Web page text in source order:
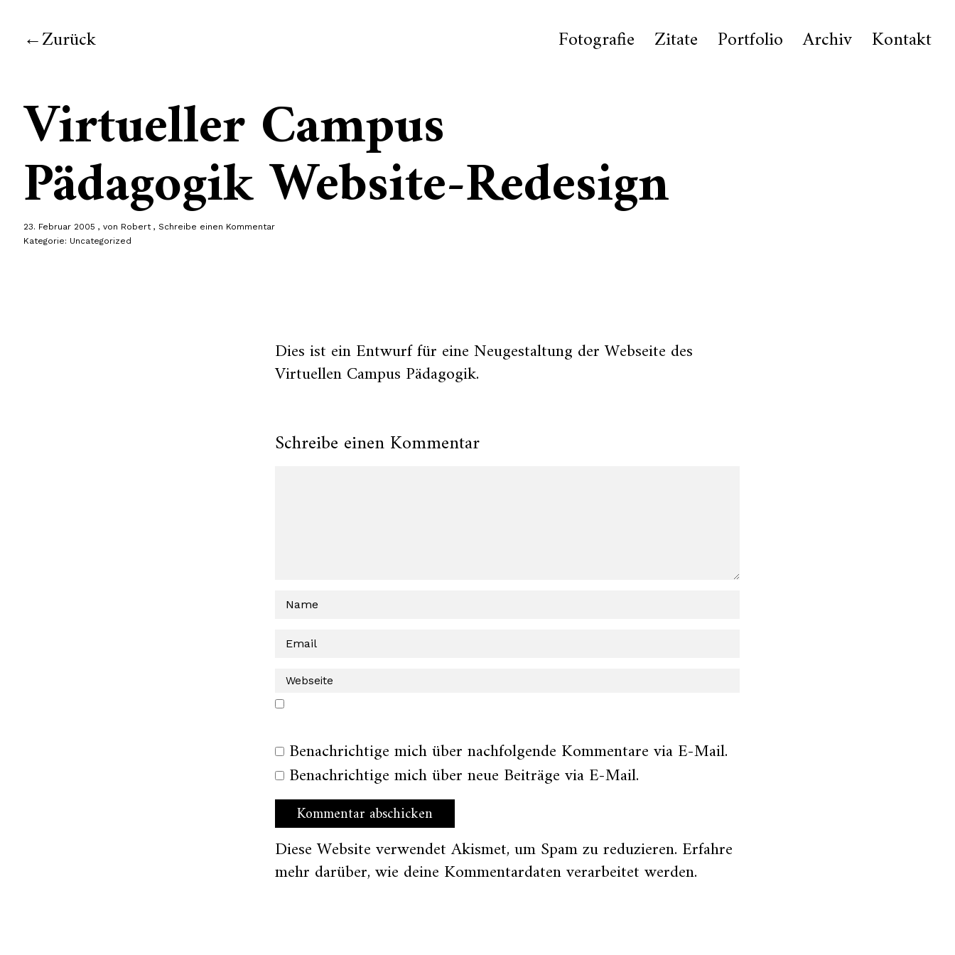
Zurück Fotografie Zitate Portfolio Archiv Kontakt
Virtueller Campus
Pädagogik Website-Redesign
23. Februar 2005 von Robert
Schreibe einen Kommentar
Kategorie: Uncategorized
Dies ist ein Entwurf für eine Neugestaltung der Webseite des
Virtuellen Campus Pädagogik.
Schreibe einen Kommentar
Benachrichtige mich über nachfolgende Kommentare via E-Mail.
Benachrichtige mich über neue Beiträge via E-Mail.
Diese Website verwendet Akismet, um Spam zu reduzieren. Erfahre
mehr darüber, wie deine Kommentardaten verarbeitet werden.